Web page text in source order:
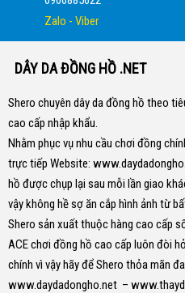
Zalo - Viber
DÂY DA ĐỒNG HỒ .NET
Shero chuyên dây da đồng hồ theo
cao cấp nhập khẩu.
Nhằm phục vụ nhu cầu chơi đồng
trực tiếp Website:
hồ được chụp lại sau mỗi lần giao
vậy không hề sợ ăn cắp hình ảnh từ
Shero sản xuất thuộc hàng cao cấp
ACE chơi đồng hồ cao cấp luôn đòi
chính vì vậy hãy để Shero thỏa mãn
www.daydadongho.net –